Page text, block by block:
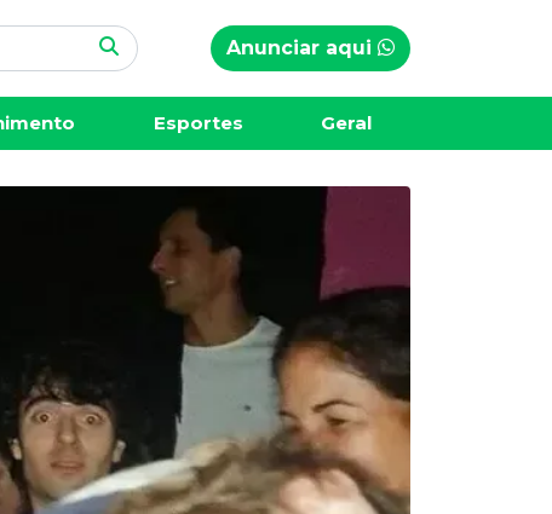
Anunciar aqui
Esportes Geral